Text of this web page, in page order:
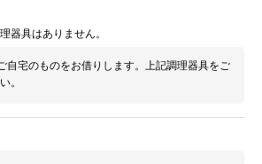
器具はありません。
自宅のものをお借りします。上記調理器具をご
。